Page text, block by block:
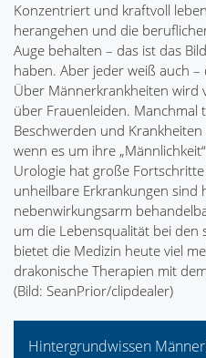
Konzentriert und kraftvoll
herangehen und die
Auge behalten – das ist das
haben. Aber jeder weiß auch
Über Männerkrankheiten wird
über Frauenleiden.
Beschwerden und
wenn es um ihre
Urologie hat große
unheilbare Erkrankungen sind
nebenwirkungsarm
um die Lebensqualität bei den
bietet die Medizin heute viel
drakonische Therapien mit
(Bild: SeanPrior/clipdealer)
Hintergrundwissen